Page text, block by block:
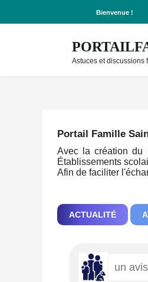
Bienvenue !
Astuces et discussions
Portail Famille
Avec la création du
Établissements
Afin de faciliter
ACTUALITÉ